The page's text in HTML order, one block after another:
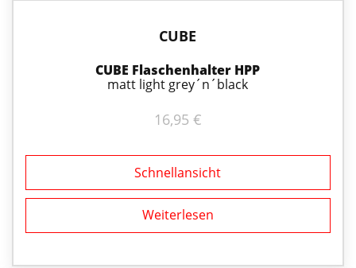
CUBE
CUBE Flaschenhalter HPP
matt light grey´n´black
16,95 €
Schnellansicht
Weiterlesen